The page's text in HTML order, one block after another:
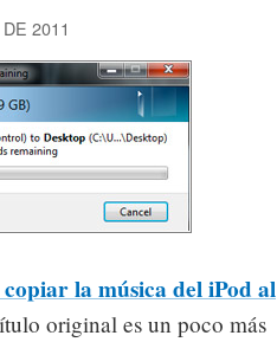
2011
la música del iPod al
original es un poco más